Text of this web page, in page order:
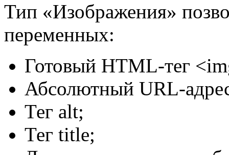
Тип «Изображения»
переменных:
Готовый HTML-тег
Абсолютный URL-
Тег alt;
Тег title;